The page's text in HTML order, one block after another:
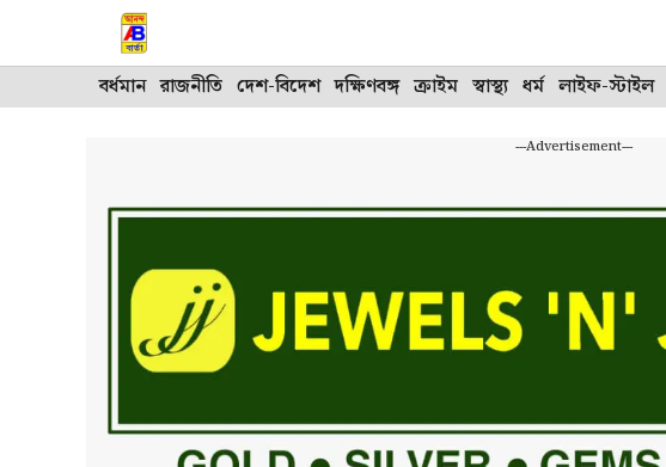
বর্ধমান রাজনীতি দেশ-বিদেশ দক্ষিণবঙ্গ ক্রাইম স্বাস্থ্য ধর্ম লাইফ-স্টাইল
---Advertisement---